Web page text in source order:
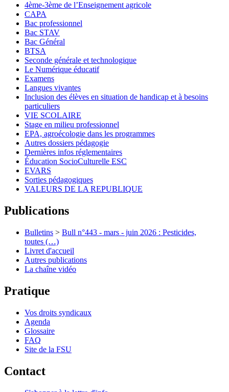
4ème-3ème de l’Enseignement agricole
CAPA
Bac professionnel
Bac STAV
Bac Général
BTSA
Seconde générale et technologique
Le Numérique éducatif
Examens
Langues vivantes
Inclusion des élèves en situation de handicap et à besoins
particuliers
VIE SCOLAIRE
Stage en milieu professionnel
EPA, agroécologie dans les programmes
Autres dossiers pédagogie
Dernières infos réglementaires
Éducation SocioCulturelle ESC
EVARS
Sorties pédagogiques
VALEURS DE LA REPUBLIQUE
Publications
Bulletins > Bull n°443 - mars - juin 2026 : Pesticides,
toutes (…)
Livret d'accueil
Autres publications
La chaîne vidéo
Pratique
Vos droits syndicaux
Agenda
Glossaire
FAQ
Site de la FSU
Contact